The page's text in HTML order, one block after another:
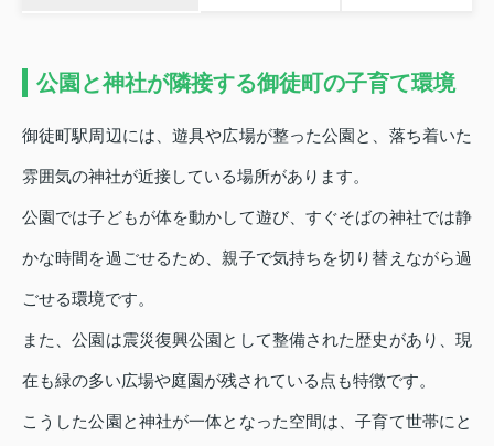
公園と神社が隣接する御徒町の子育て環境
御徒町駅周辺には、遊具や広場が整った公園と、落ち着いた
雰囲気の神社が近接している場所があります。
公園では子どもが体を動かして遊び、すぐそばの神社では静
かな時間を過ごせるため、親子で気持ちを切り替えながら過
ごせる環境です。
また、公園は震災復興公園として整備された歴史があり、現
在も緑の多い広場や庭園が残されている点も特徴です。
こうした公園と神社が一体となった空間は、子育て世帯にと